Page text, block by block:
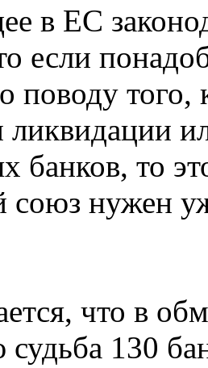
в ЕС
если
поводу
банков, то
союз нужен
что в
130